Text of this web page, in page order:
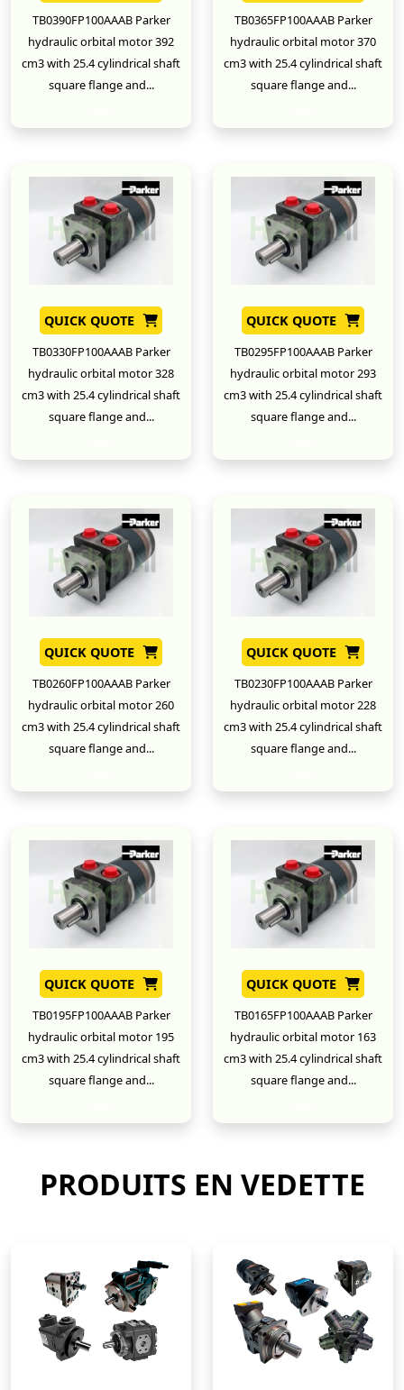
TB0390FP100AAAB Parker
hydraulic orbital motor 392
cm3 with 25.4 cylindrical shaft
square flange and...
TB0365FP100AAAB Parker
hydraulic orbital motor 370
cm3 with 25.4 cylindrical shaft
square flange and...
QUICK QUOTE
TB0330FP100AAAB Parker
hydraulic orbital motor 328
cm3 with 25.4 cylindrical shaft
square flange and...
QUICK QUOTE
TB0295FP100AAAB Parker
hydraulic orbital motor 293
cm3 with 25.4 cylindrical shaft
square flange and...
QUICK QUOTE
TB0260FP100AAAB Parker
hydraulic orbital motor 260
cm3 with 25.4 cylindrical shaft
square flange and...
QUICK QUOTE
TB0230FP100AAAB Parker
hydraulic orbital motor 228
cm3 with 25.4 cylindrical shaft
square flange and...
QUICK QUOTE
TB0195FP100AAAB Parker
hydraulic orbital motor 195
cm3 with 25.4 cylindrical shaft
square flange and...
QUICK QUOTE
TB0165FP100AAAB Parker
hydraulic orbital motor 163
cm3 with 25.4 cylindrical shaft
square flange and...
PRODUITS EN VEDETTE